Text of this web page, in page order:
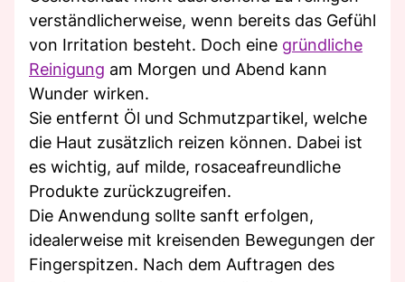
verständlicherweise, wenn bereits das Gefühl
von Irritation besteht. Doch eine gründliche
Reinigung am Morgen und Abend kann
Wunder wirken.
Sie entfernt Öl und Schmutzpartikel, welche
die Haut zusätzlich reizen können. Dabei ist
es wichtig, auf milde, rosaceafreundliche
Produkte zurückzugreifen.
Die Anwendung sollte sanft erfolgen,
idealerweise mit kreisenden Bewegungen der
Fingerspitzen. Nach dem Auftragen des